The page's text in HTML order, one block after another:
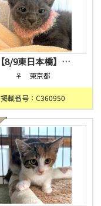
【8/9東日本橋】…
♀ 東京都
掲載番号：C360950